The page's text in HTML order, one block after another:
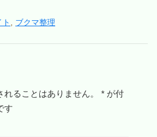
, ブクマ整理
ることはありません。 * が付
す